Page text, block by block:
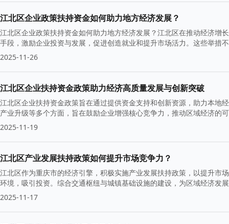
江北区企业政策扶持资金如何助力地方经济发展？
江北区企业政策扶持资金如何助力地方经济发展？江北区在推动经济增
手段，激励企业投资与发展，促进创造就业和提升市场活力。这些举措
础。
2025-11-26
江北区企业扶持资金政策助力经济高质量发展与创新突破
江北区企业扶持资金政策旨在通过提供资金支持和创新资源，助力本地
产业升级等多个方面，旨在鼓励企业增强核心竞争力，推动区域经济的
持。
2025-11-19
江北区产业发展扶持政策如何提升市场竞争力？
江北区作为重庆市的经济引擎，积极实施产业发展扶持政策，以提升市
环境，吸引投资。综合交通枢纽与城镇基础设施的建设，为区域经济发
2025-11-17